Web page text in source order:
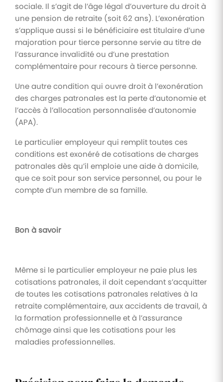
sociale. Il s’agit de l’âge légal d’ouverture du droit à
une pension de retraite (soit 62 ans). L’exonération
s’applique aussi si le bénéficiaire est titulaire d’une
majoration pour tierce personne servie au titre de
l’assurance invalidité ou d’une prestation
complémentaire pour recours à tierce personne.
Une autre condition qui ouvre droit à l’exonération
des charges patronales est la perte d’autonomie et
l’accès à l’allocation personnalisée d’autonomie
(APA).
Le particulier employeur qui remplit toutes ces
conditions est exonéré de cotisations de charges
patronales dès qu’il emploie une aide à domicile,
que ce soit pour son service personnel, ou pour le
compte d’un membre de sa famille.
Bon à savoir
Même si le particulier employeur ne paie plus les
cotisations patronales, il doit cependant s’acquitter
de toutes les cotisations patronales relatives à la
retraite complémentaire, aux accidents de travail, à
la formation professionnelle et à l’assurance
chômage ainsi que les cotisations pour les
maladies professionnelles.